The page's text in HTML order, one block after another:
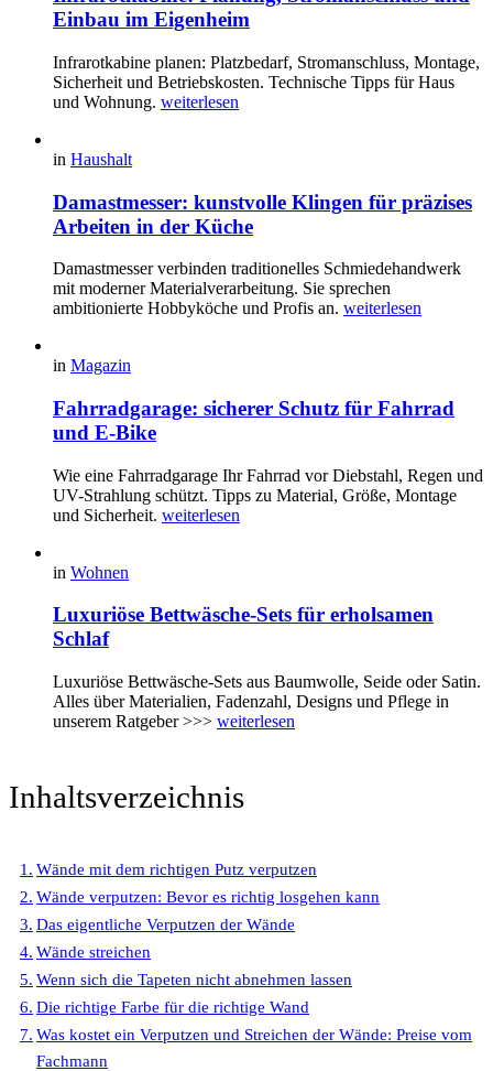
Einbau im Eigenheim
Infrarotkabine planen: Platzbedarf, Stromanschluss, Montage,
Sicherheit und Betriebskosten. Technische Tipps für Haus
und Wohnung. weiterlesen
in Haushalt
Damastmesser: kunstvolle Klingen für präzises
Arbeiten in der Küche
Damastmesser verbinden traditionelles Schmiedehandwerk
mit moderner Materialverarbeitung. Sie sprechen
ambitionierte Hobbyköche und Profis an. weiterlesen
in Magazin
Fahrradgarage: sicherer Schutz für Fahrrad
und E-Bike
Wie eine Fahrradgarage Ihr Fahrrad vor Diebstahl, Regen und
UV-Strahlung schützt. Tipps zu Material, Größe, Montage
und Sicherheit. weiterlesen
in Wohnen
Luxuriöse Bettwäsche-Sets für erholsamen
Schlaf
Luxuriöse Bettwäsche-Sets aus Baumwolle, Seide oder Satin.
Alles über Materialien, Fadenzahl, Designs und Pflege in
unserem Ratgeber >>> weiterlesen
Inhaltsverzeichnis
Wände mit dem richtigen Putz verputzen
Wände verputzen: Bevor es richtig losgehen kann
Das eigentliche Verputzen der Wände
Wände streichen
Wenn sich die Tapeten nicht abnehmen lassen
Die richtige Farbe für die richtige Wand
Was kostet ein Verputzen und Streichen der Wände: Preise vom
Fachmann